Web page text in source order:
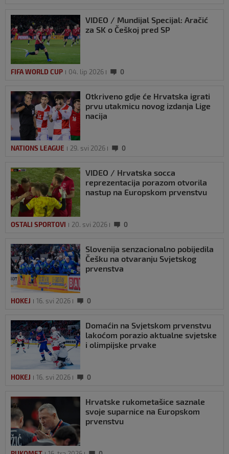
VIDEO / Mundijal Specijal: Aračić
za SK o Češkoj pred SP
FIFA WORLD CUP 04. lip 2026 0
Otkriveno gdje će Hrvatska igrati
prvu utakmicu novog izdanja Lige
nacija
NATIONS LEAGUE 29. svi 2026 0
VIDEO / Hrvatska socca
reprezentacija porazom otvorila
nastup na Europskom prvenstvu
OSTALI SPORTOVI 20. svi 2026 0
Slovenija senzacionalno pobijedila
Češku na otvaranju Svjetskog
prvenstva
HOKEJ 16. svi 2026 0
Domaćin na Svjetskom prvenstvu
lakoćom porazio aktualne svjetske
i olimpijske prvake
HOKEJ 16. svi 2026 0
Hrvatske rukometašice saznale
svoje suparnice na Europskom
prvenstvu